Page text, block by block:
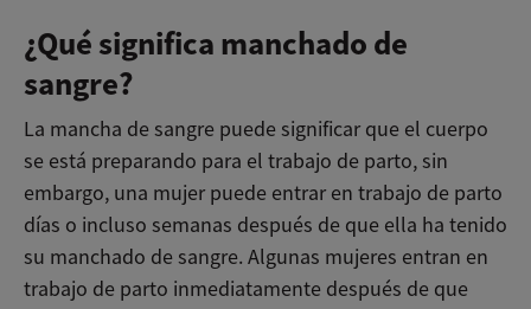
¿Qué significa manchado de
sangre?
La mancha de sangre puede significar que el cuerpo
se está preparando para el trabajo de parto, sin
embargo, una mujer puede entrar en trabajo de parto
días o incluso semanas después de que ella ha tenido
su manchado de sangre. Algunas mujeres entran en
trabajo de parto inmediatamente después de que